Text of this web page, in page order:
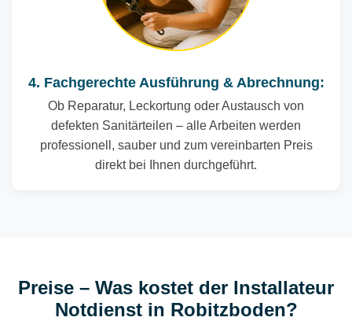
4. Fachgerechte Ausführung & Abrechnung:
Ob Reparatur, Leckortung oder Austausch von
defekten Sanitärteilen – alle Arbeiten werden
professionell, sauber und zum vereinbarten Preis
direkt bei Ihnen durchgeführt.
Preise – Was kostet der Installateur
Notdienst in Robitzboden?